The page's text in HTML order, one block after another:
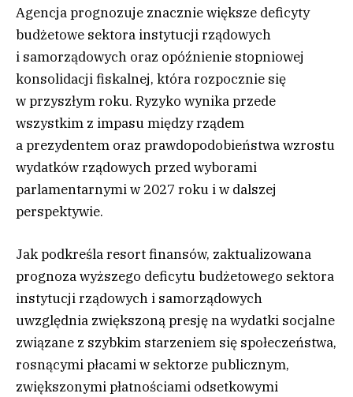
Agencja prognozuje znacznie większe deficyty
budżetowe sektora instytucji rządowych
i samorządowych oraz opóźnienie stopniowej
konsolidacji fiskalnej, która rozpocznie się
w przyszłym roku. Ryzyko wynika przede
wszystkim z impasu między rządem
a prezydentem oraz prawdopodobieństwa wzrostu
wydatków rządowych przed wyborami
parlamentarnymi w 2027 roku i w dalszej
perspektywie.
Jak podkreśla resort finansów, zaktualizowana
prognoza wyższego deficytu budżetowego sektora
instytucji rządowych i samorządowych
uwzględnia zwiększoną presję na wydatki socjalne
związane z szybkim starzeniem się społeczeństwa,
rosnącymi płacami w sektorze publicznym,
zwiększonymi płatnościami odsetkowymi